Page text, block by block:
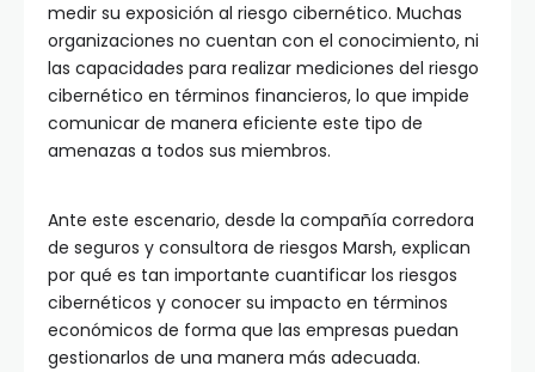
medir su exposición al riesgo cibernético. Muchas
organizaciones no cuentan con el conocimiento, ni
las capacidades para realizar mediciones del riesgo
cibernético en términos financieros, lo que impide
comunicar de manera eficiente este tipo de
amenazas a todos sus miembros.
Ante este escenario, desde la compañía corredora
de seguros y consultora de riesgos Marsh, explican
por qué es tan importante cuantificar los riesgos
cibernéticos y conocer su impacto en términos
económicos de forma que las empresas puedan
gestionarlos de una manera más adecuada.